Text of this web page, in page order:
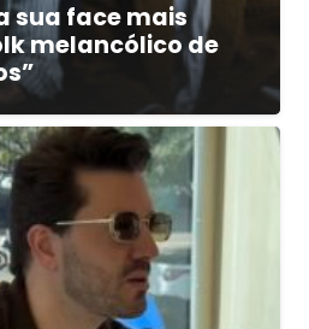
sua face mais
melancólico de